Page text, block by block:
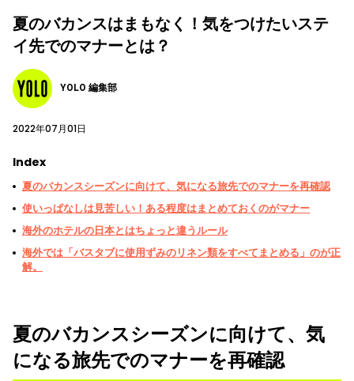
夏のバカンスはまもなく！気をつけたいステ
イ先でのマナーとは？
YOLO 編集部
2022年07月01日
Index
夏のバカンスシーズンに向けて、気になる旅先でのマナーを再確認
使いっぱなしは見苦しい！ある程度はまとめておくのがマナー
海外のホテルの日本とはちょっと違うルール
海外では「バスタブに使用ずみのリネン類をすべてまとめる」のが正
解。
夏のバカンスシーズンに向けて、気
になる旅先でのマナーを再確認